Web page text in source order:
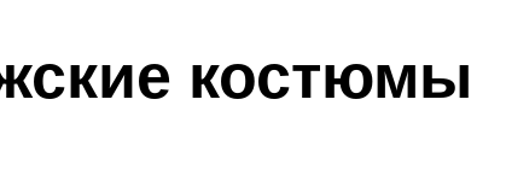
костюмы